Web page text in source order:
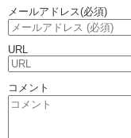
メールアドレス(必須)
URL
コメント